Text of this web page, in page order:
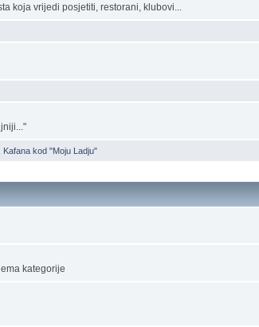
koja vrijedi posjetiti, restorani, klubovi...
Kafana kod "Moju Ladju"
kategorije